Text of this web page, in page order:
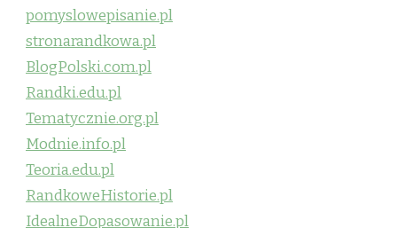
pomyslowepisanie.pl
stronarandkowa.pl
BlogPolski.com.pl
Randki.edu.pl
Tematycznie.org.pl
Modnie.info.pl
Teoria.edu.pl
RandkoweHistorie.pl
IdealneDopasowanie.pl